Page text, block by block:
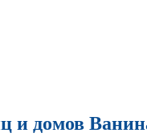
и домов